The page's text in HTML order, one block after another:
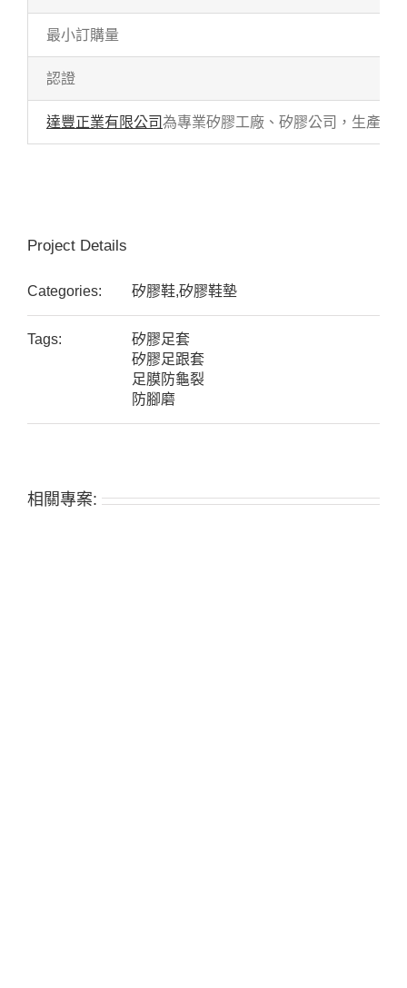
最小訂購量
認證
達豐正業有限公司為專業矽膠工廠、矽膠公司，生產各
Project Details
Categories: 矽膠鞋,矽膠鞋墊
Tags:
矽膠足套
矽膠足跟套
足膜防龜裂
防腳磨
相關專案: